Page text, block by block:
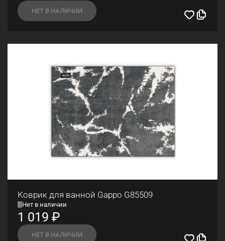
НЕТ В НАЛИЧИИ
Коврик для ванной Gappo G85509
Нет в наличии
1 019 ₽
НЕТ В НАЛИЧИИ